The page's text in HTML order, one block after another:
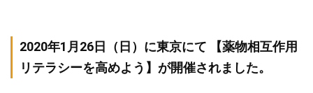
2020年1月26日（日）に東京にて 【薬物相互作用
リテラシーを高めよう】が開催されました。